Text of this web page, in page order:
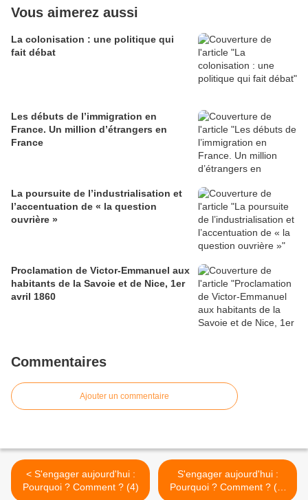
Vous aimerez aussi
La colonisation : une politique qui
fait débat
Les débuts de l’immigration en
France. Un million d’étrangers en
France
La poursuite de l’industrialisation et
l’accentuation de « la question
ouvrière »
Proclamation de Victor-Emmanuel aux
habitants de la Savoie et de Nice, 1er
avril 1860
Commentaires
Ajouter un commentaire
< S'engager aujourd'hui :
Pourquoi ? Comment ? (4)
S'engager aujourd'hui :
Pourquoi ? Comment ? (6)